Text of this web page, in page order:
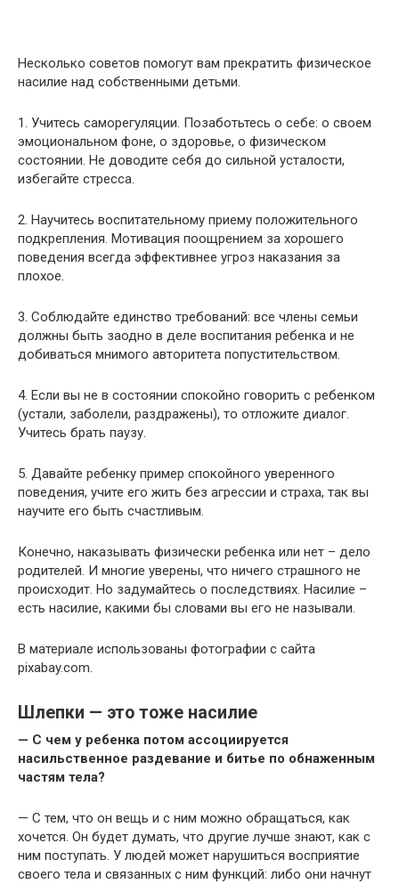
Несколько советов помогут вам прекратить физическое
насилие над собственными детьми.
1. Учитесь саморегуляции. Позаботьтесь о себе: о своем
эмоциональном фоне, о здоровье, о физическом
состоянии. Не доводите себя до сильной усталости,
избегайте стресса.
2. Научитесь воспитательному приему положительного
подкрепления. Мотивация поощрением за хорошего
поведения всегда эффективнее угроз наказания за
плохое.
3. Соблюдайте единство требований: все члены семьи
должны быть заодно в деле воспитания ребенка и не
добиваться мнимого авторитета попустительством.
4. Если вы не в состоянии спокойно говорить с ребенком
(устали, заболели, раздражены), то отложите диалог.
Учитесь брать паузу.
5. Давайте ребенку пример спокойного уверенного
поведения, учите его жить без агрессии и страха, так вы
научите его быть счастливым.
Конечно, наказывать физически ребенка или нет – дело
родителей. И многие уверены, что ничего страшного не
происходит. Но задумайтесь о последствиях. Насилие –
есть насилие, какими бы словами вы его не называли.
В материале использованы фотографии с сайта
pixabay.com.
Шлепки — это тоже насилие
— С чем у ребенка потом ассоциируется
насильственное раздевание и битье по обнаженным
частям тела?
— С тем, что он вещь и с ним можно обращаться, как
хочется. Он будет думать, что другие лучше знают, как с
ним поступать. У людей может нарушиться восприятие
своего тела и связанных с ним функций: либо они начнут